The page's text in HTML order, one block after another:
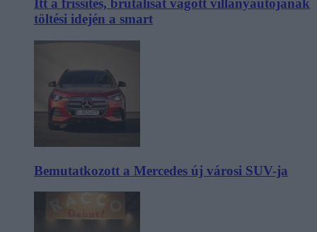
Itt a frissítés, brutálisat vágott villanyautójának
töltési idején a smart
Bemutatkozott a Mercedes új városi SUV-ja